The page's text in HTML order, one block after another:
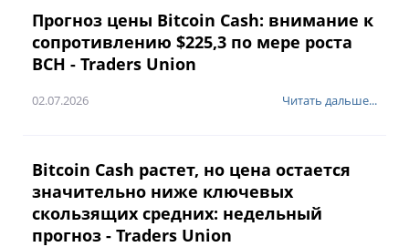
Прогноз цены Bitcoin Cash: внимание к
сопротивлению $225,3 по мере роста
BCH - Traders Union
02.07.2026 Читать дальше...
Bitcoin Cash растет, но цена остается
значительно ниже ключевых
скользящих средних: недельный
прогноз - Traders Union